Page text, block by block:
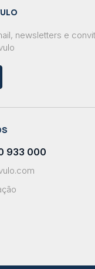
newsletters e
933 000